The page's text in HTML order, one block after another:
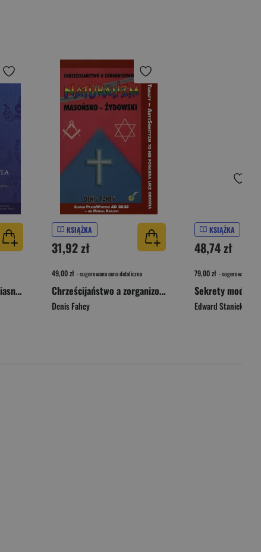
Lampa, która oświetla ciasne umysły
KSIĄŻKA
31,92 zł
49,00 zł - sugerowana cena detaliczna
Chrześcijaństwo a zorganizowany naturalizm masońsko-żydowski
Denis Fahey
KSIĄŻKA
48,74 zł
79,00 zł - sugerowana
Sekrety
Edward Staniek